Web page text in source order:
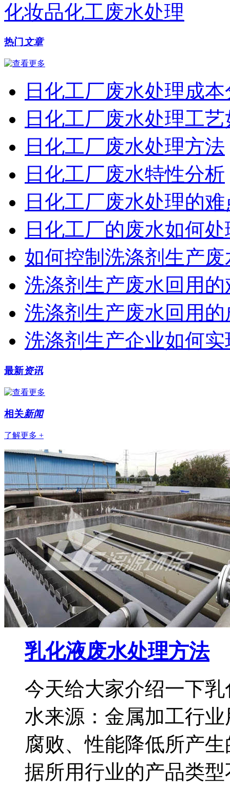
化妆品化工废水处理
热门 文章
日化工厂废水处理成
日化工厂废水处理工
日化工厂废水处理方法
日化工厂废水特性分析
日化工厂废水处理的
日化工厂的废水如何
如何控制洗涤剂生产
洗涤剂生产废水回用
洗涤剂生产废水回用
洗涤剂生产企业如何
最新资讯
相关新闻
了解更多 +
乳化液废水处理方法
今天给大家介绍一下
水来源：金属加工行
腐败、性能降低所产
据所用行业的产品类